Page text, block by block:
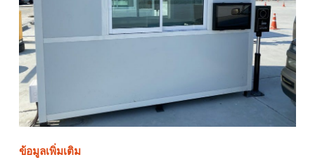
ข้อมูลเพิ่มเติม